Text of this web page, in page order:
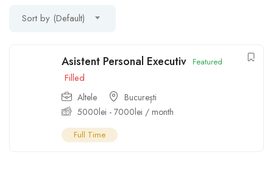
Sort by (Default)
Asistent Personal Executiv Featured
Filled
Altele
București
5000lei - 7000lei / month
Full Time